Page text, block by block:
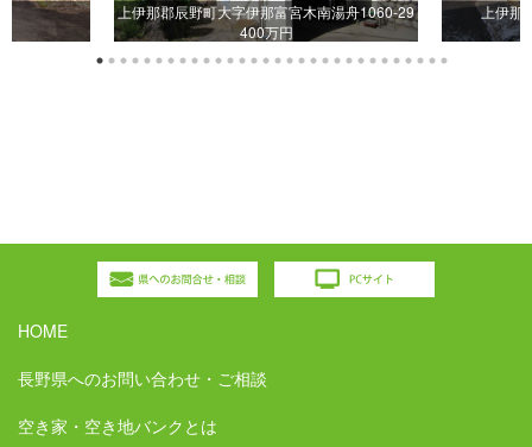
上伊那郡辰野町大字伊那富宮木南湯舟1060-29
400万円
上伊那
HOME
長野県へのお問い合わせ・ご相談
空き家・空き地バンクとは